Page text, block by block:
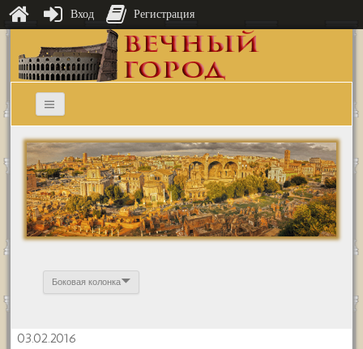
Боковая колонка
03.02.2016
Вход Регистрация